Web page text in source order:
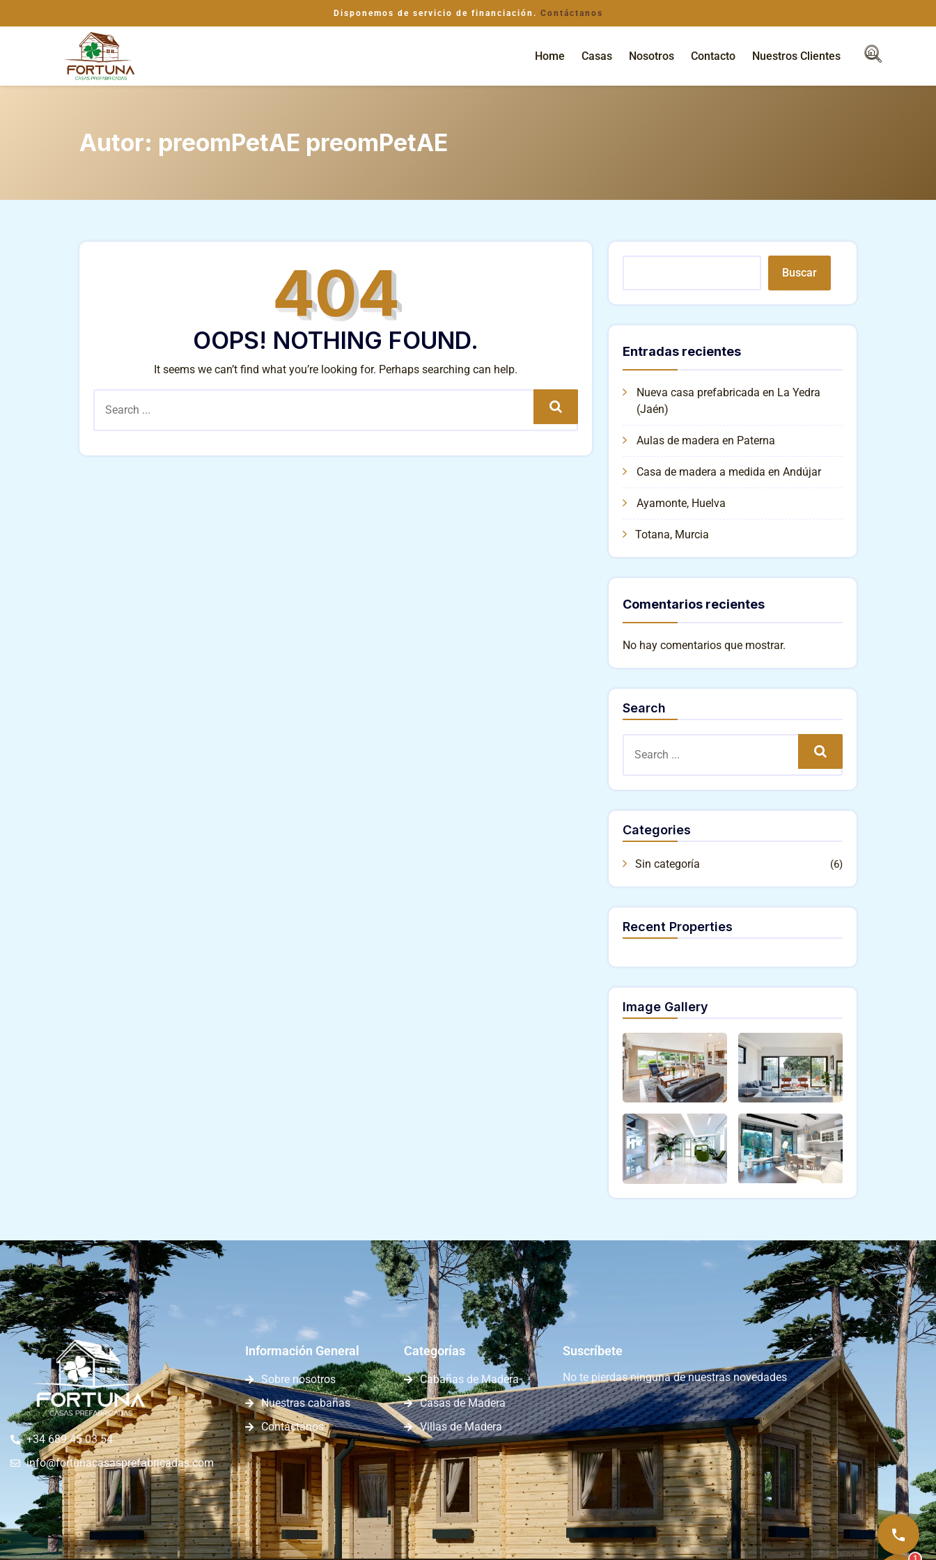
Disponemos de servicio de financiación. Contáctanos
Home Casas Nosotros Contacto Nuestros Clientes
Autor: preomPetAE preomPetAE
404
OOPS! NOTHING FOUND.
It seems we can’t find what you’re looking for. Perhaps searching can help.
Search
Buscar
Entradas recientes
Nueva casa prefabricada en La Yedra
(Jaén)
Aulas de madera en Paterna
Casa de madera a medida en Andújar
Ayamonte, Huelva
Totana, Murcia
Comentarios recientes
No hay comentarios que mostrar.
Search
Search
Categories
Sin categoría (6)
Recent Properties
Image Gallery
+34 689 45 03 54
info@fortunacasasprefabricadas.com
Información General
Sobre nosotros
Nuestras cabañas
Contáctanos
Categorías
Cabañas de Madera
Casas de Madera
Villas de Madera
Suscríbete
No te pierdas ninguna de nuestras novedades